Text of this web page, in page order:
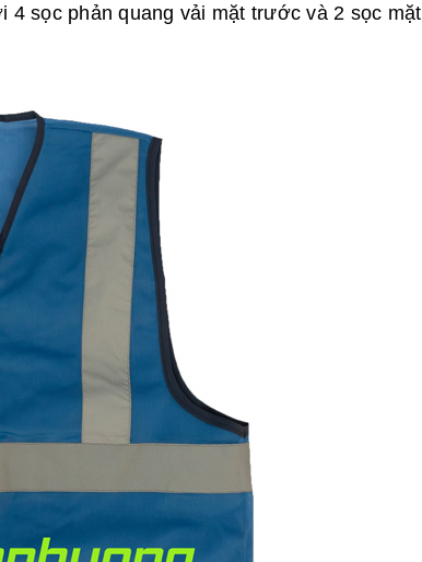
sọc phản quang vải mặt trước và 2 sọc mặt